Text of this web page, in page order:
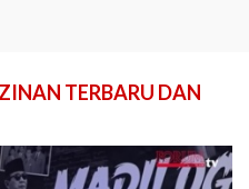
TERBARU DAN